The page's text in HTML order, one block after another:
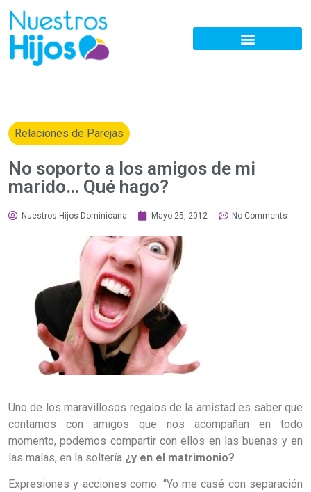
Relaciones de Parejas
No soporto a los amigos de mi
marido… Qué hago?
Nuestros Hijos Dominicana Mayo 25, 2012 No Comments
Uno de los maravillosos regalos de la amistad es saber que
contamos con amigos que nos acompañan en todo
momento, podemos compartir con ellos en las buenas y en
las malas, en la soltería ¿y en el matrimonio?
Expresiones y acciones como: “Yo me casé con separación